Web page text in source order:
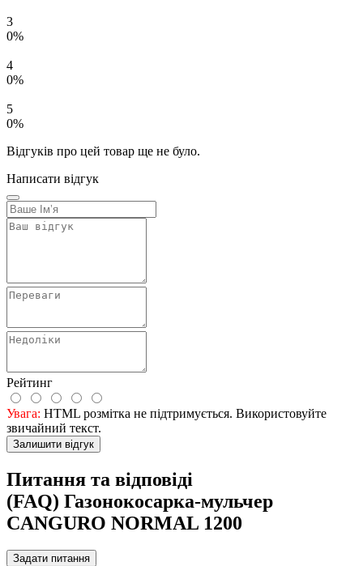
3
0%
4
0%
5
0%
Відгуків про цей товар ще не було.
Написати відгук
Рейтинг
Увага: HTML розмітка не підтримується. Використовуйте
звичайний текст.
Залишити відгук
Питання та відповіді
(FAQ) Газонокосарка-мульчер
CANGURO NORMAL 1200
Задати питання